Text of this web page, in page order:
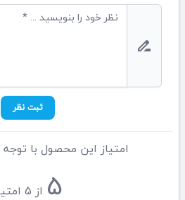
drive_file_rename_outline
ثبت نظر
امتیاز این محصول با توجه
5 از 5